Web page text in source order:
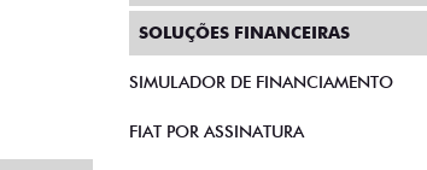
SOLUÇÕES FINANCEIRAS
SIMULADOR DE FINANCIAMENTO
FIAT POR ASSINATURA